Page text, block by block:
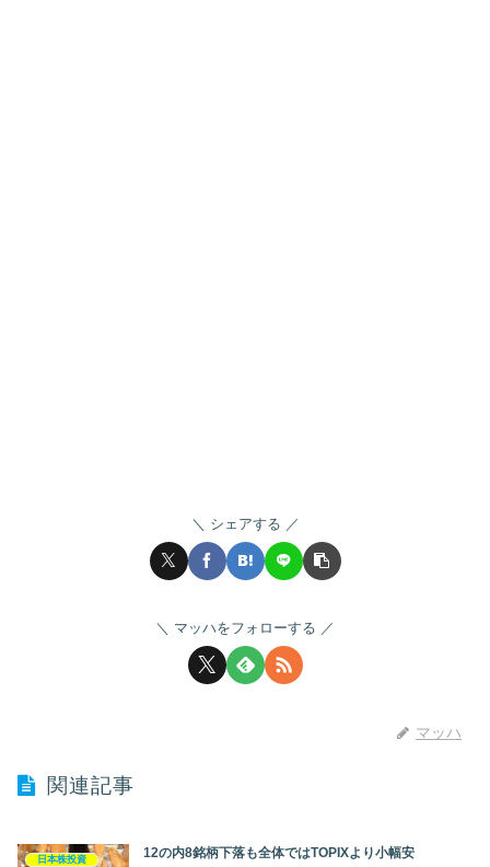
シェアする
マッハをフォローする
マッハ
関連記事
日本株投資 12の内8銘柄下落も全体ではTOPIXより小幅安